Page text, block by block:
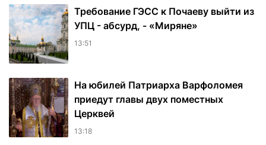
Требование ГЭСС к Почаеву выйти из
УПЦ - абсурд, - «Миряне»
13:51
На юбилей Патриарха Варфоломея
приедут главы двух поместных
Церквей
13:18